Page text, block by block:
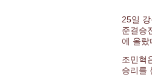
25일
준결승
에 올랐
조민혁
승리를